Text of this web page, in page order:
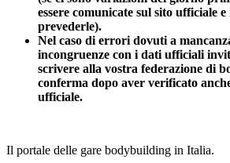
essere comunicate sul sito ufficiale
prevederle).
Nel caso di errori dovuti a
incongruenze con i dati ufficiali
scrivere alla vostra federazione di
conferma dopo aver verificato
ufficiale.
Il portale delle gare bodybuilding in Italia.